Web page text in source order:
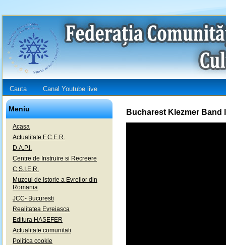
Cauta Canal Youtube live
Meniu
Acasa
Actualitate F.C.E.R.
D.A.P.I.
Centre de Instruire si Recreere
C.S.I.E.R.
Muzeul de Istorie a Evreilor din
Romania
JCC- Bucuresti
Realitatea Evreiasca
Editura HASEFER
Actualitate comunitati
Politica cookie
Bucharest Klezmer Band